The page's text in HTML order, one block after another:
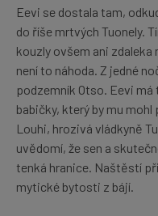
Eevi se dostala tam,
do říše mrtvých Tuonely.
kouzly ovšem ani zdaleka
není to náhoda. Z jedné
podzemník Otso. Eevi
babičky, který by mu
Louhi, hrozivá vládkyně
uvědomí, že sen a
tenká hranice. Naštěstí
mytické bytosti z bájí.